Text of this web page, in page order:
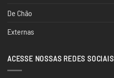
De Chão
Externas
ACESSE NOSSAS REDES SOCIAIS